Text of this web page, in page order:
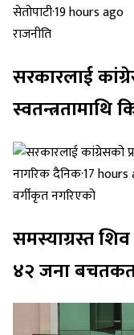
सेतोपाटी·19 hours ago
राजनीति
सरकारलाई
नागरिक दैनिक·17 hours
वर्गीकृत नगरिएको
समस्याग्रस्त
४२ जना